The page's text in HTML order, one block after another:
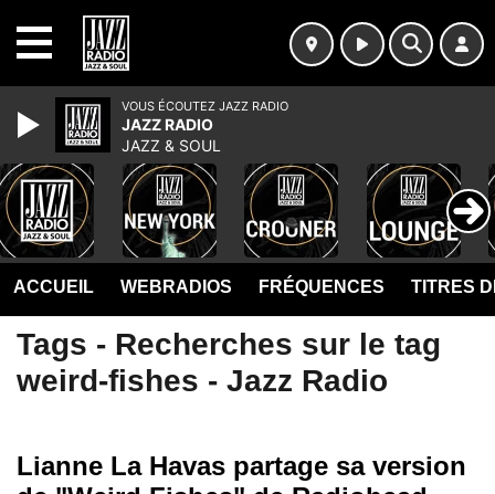
ACCUEIL WEBRADIOS FRÉQUENCES TITRES
Tags - Recherches sur le tag
weird-fishes - Jazz Radio
Lianne La Havas partage sa version
VOUS ÉCOUTEZ JAZZ RADIO
JAZZ RADIO
JAZZ & SOUL